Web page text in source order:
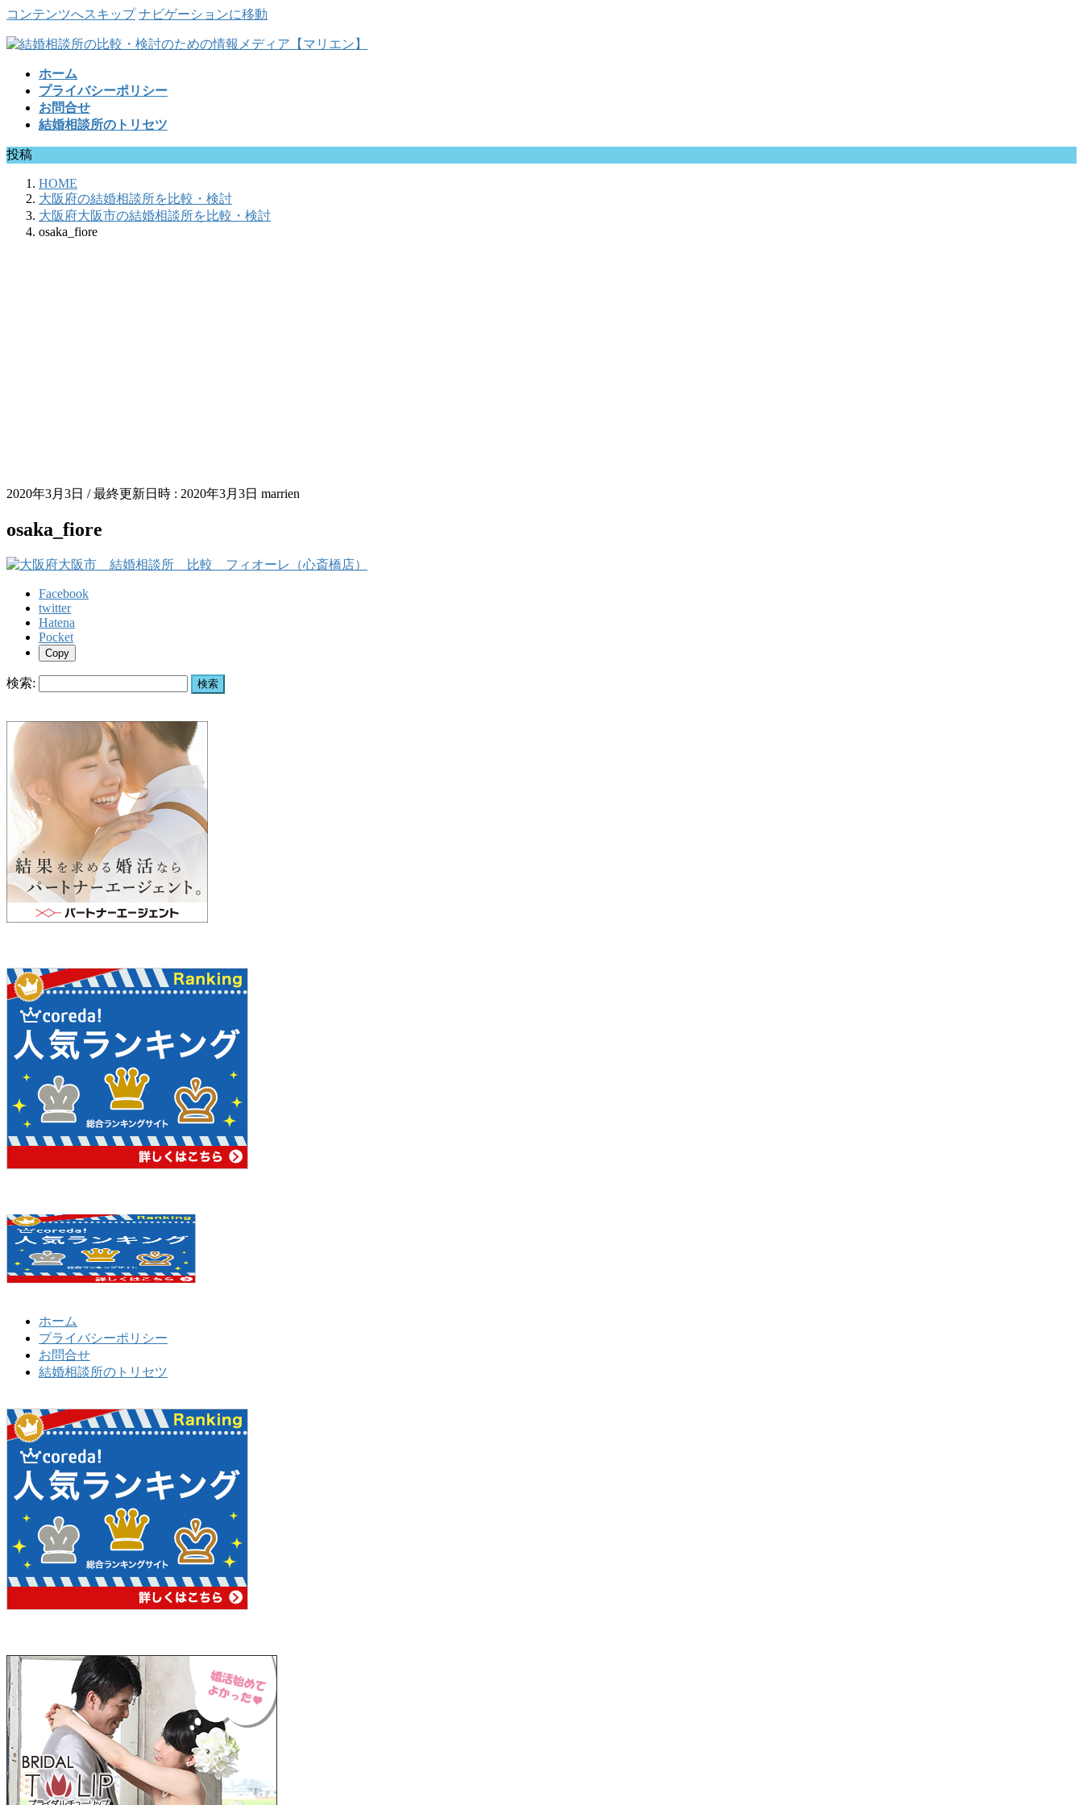
コンテンツへスキップ ナビゲーションに移動
ホーム
プライバシーポリシー
お問合せ
結婚相談所のトリセツ
投稿
HOME
大阪府の結婚相談所を比較・検討
大阪府大阪市の結婚相談所を比較・検討
osaka_fiore
2020年3月3日 / 最終更新日時 : 2020年3月3日 marrien
osaka_fiore
Facebook
twitter
Hatena
Pocket
Copy
検索:
ホーム
プライバシーポリシー
お問合せ
結婚相談所のトリセツ